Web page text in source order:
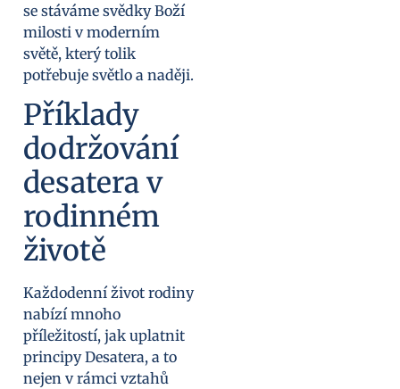
se stáváme svědky Boží
milosti v moderním
světě, který tolik
potřebuje světlo a naději.
Příklady
dodržování
desatera v
rodinném
životě
Každodenní život rodiny
nabízí mnoho
příležitostí, jak uplatnit
principy Desatera, a to
nejen v rámci vztahů